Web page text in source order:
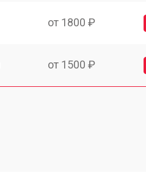
от 1800 ₽
от 1500 ₽